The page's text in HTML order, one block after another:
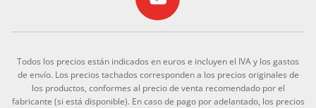
Todos los precios están indicados en euros e incluyen el IVA y los gastos
de envío. Los precios tachados corresponden a los precios originales de
los productos, conformes al precio de venta recomendado por el
fabricante (si está disponible). En caso de pago por adelantado, los precios